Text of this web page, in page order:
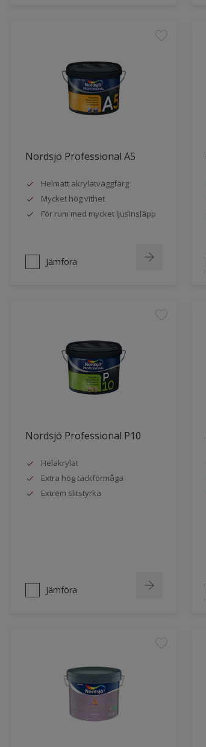
Nordsjö Professional A5
Helmatt akrylatväggfärg
Mycket hög vithet
För rum med mycket ljusinsläpp
Jämföra
Nordsjö Professional P10
Helakrylat
Extra hög täckförmåga
Extrem slitstyrka
Jämföra